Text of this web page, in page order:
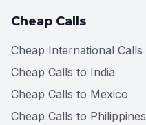
Cheap Calls
Cheap International Calls
Cheap Calls to India
Cheap Calls to Mexico
Cheap Calls to Philippines